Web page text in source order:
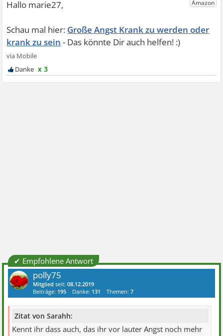
Große Angst Krank zu werden oder
krank zu sein
x 3
✔ Empfohlene Antwort
polly75
Mitglied seit:08.12.2019
Beiträge: 195 Danke: 131 Themen:7
Zitat von Sarahh:
Kennt ihr dass auch, das ihr vor lauter Angst noch mehr